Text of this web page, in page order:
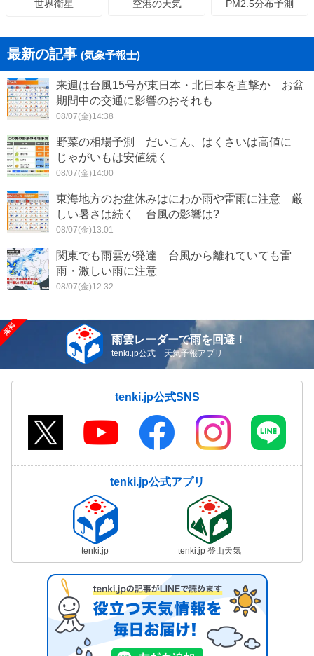
世界衛星 空港の天気 PM2.5分布予測
最新の記事 (気象予報士)
来週は台風15号が東日本・北日本を直撃か お盆
期間中の交通に影響のおそれも
08/07(金)14:38
野菜の相場予測 だいこん、はくさいは高値に
じゃがいもは安値続く
08/07(金)14:00
東海地方のお盆休みはにわか雨や雷雨に注意 厳
しい暑さは続く 台風の影響は?
08/07(金)13:01
関東でも雨雲が発達 台風から離れていても雷
雨・激しい雨に注意
08/07(金)12:32
雨雲レーダーで雨を回避！
tenki.jp公式 天気予報アプリ
tenki.jp公式SNS
tenki.jp公式アプリ
tenki.jp tenki.jp 登山天気